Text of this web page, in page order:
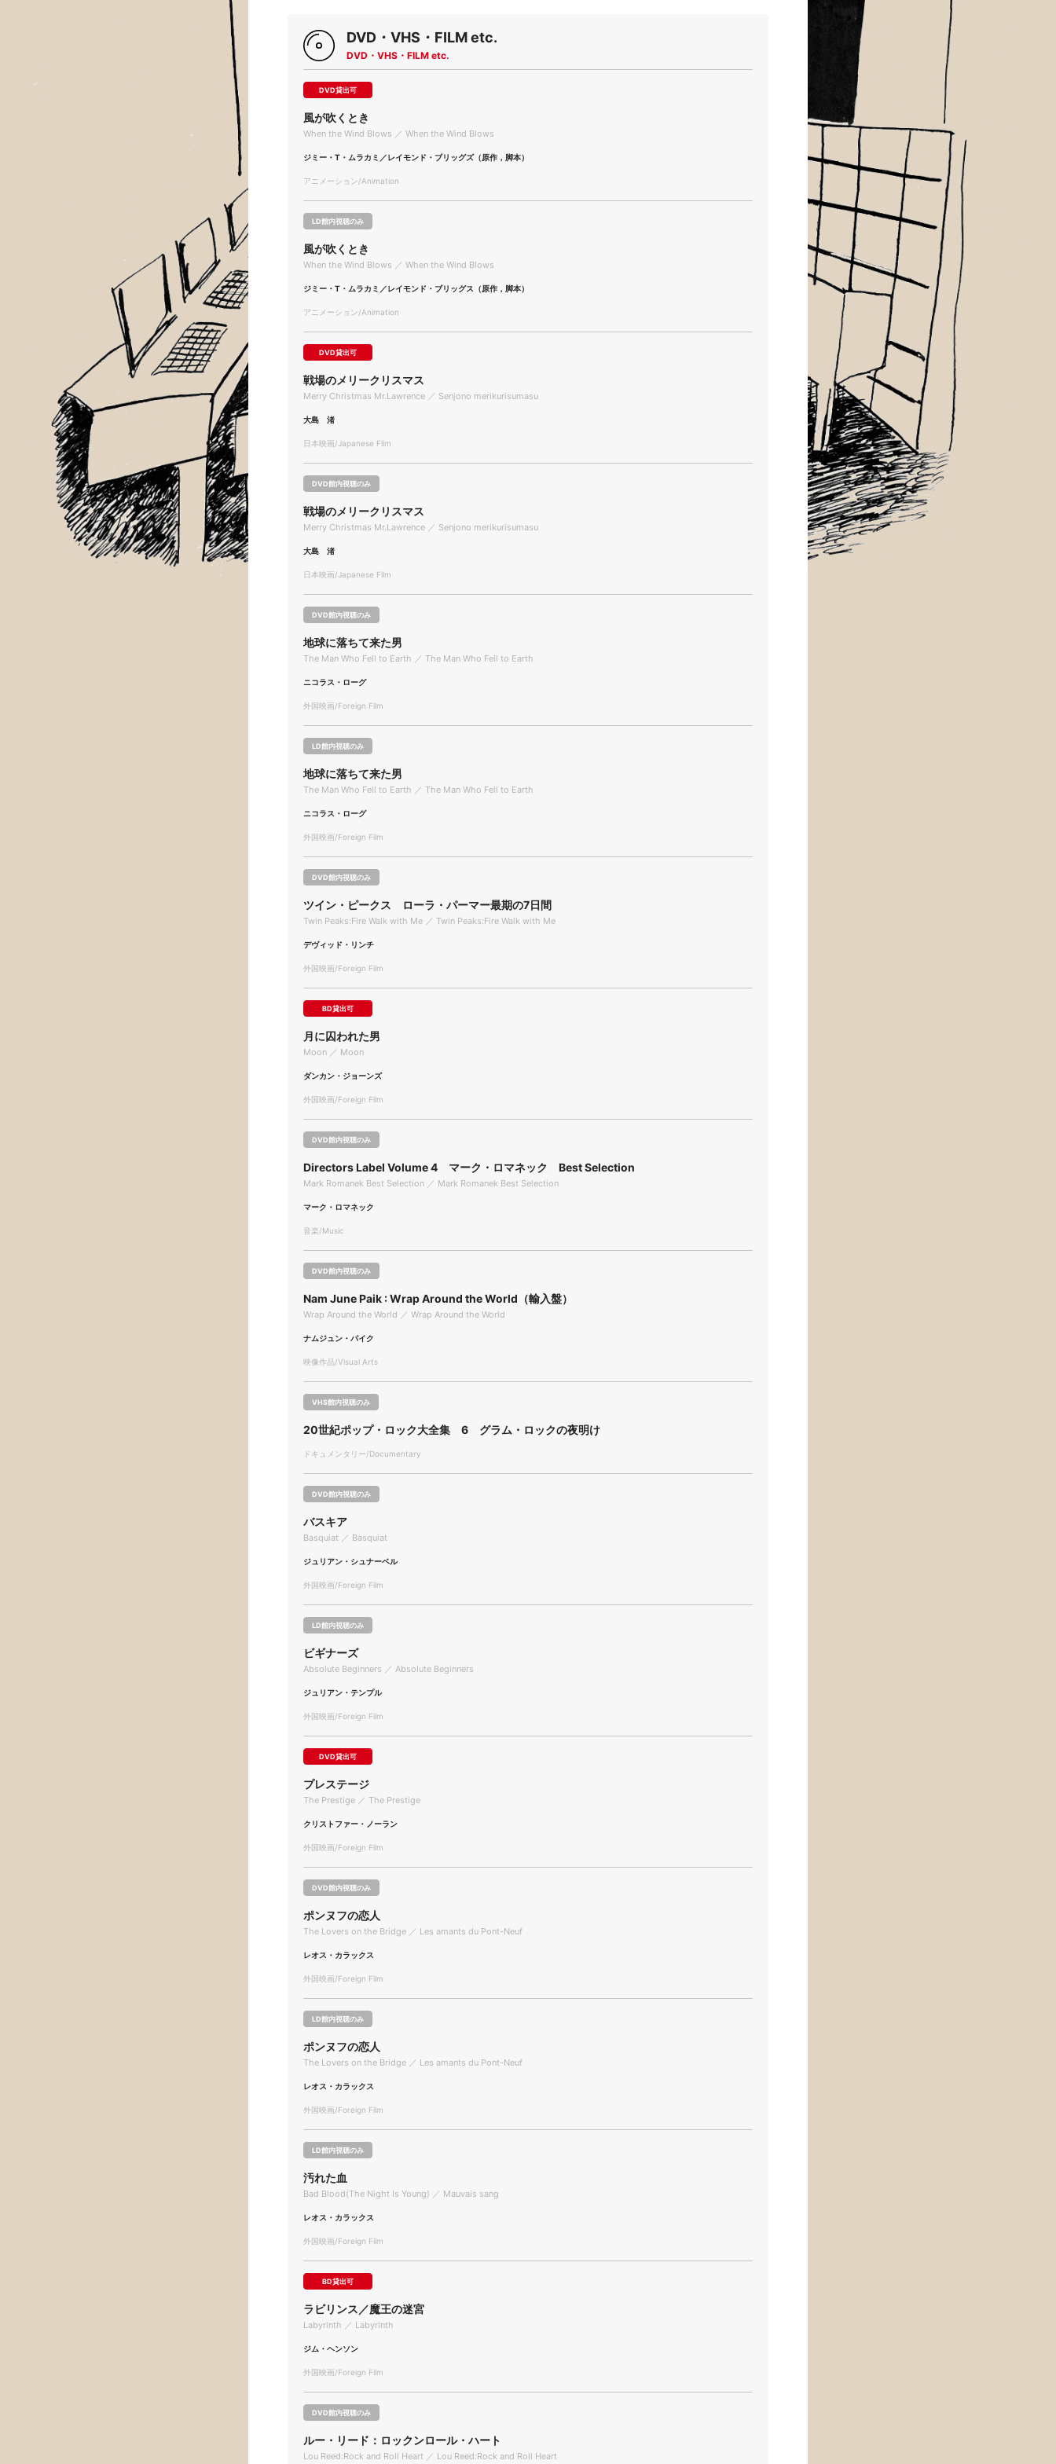
DVD・VHS・FILM etc.
DVD・VHS・FILM etc.
DVD貸出可
風が吹くとき
When the Wind Blows ／ When the Wind Blows
ジミー・T・ムラカミ／レイモンド・ブリッグズ（原作，脚本）
アニメーション/Animation
LD館内視聴のみ
風が吹くとき
When the Wind Blows ／ When the Wind Blows
ジミー・T・ムラカミ／レイモンド・ブリッグス（原作，脚本）
アニメーション/Animation
DVD貸出可
戦場のメリークリスマス
Merry Christmas Mr.Lawrence ／ Senjono merikurisumasu
大島 渚
日本映画/Japanese Film
DVD館内視聴のみ
戦場のメリークリスマス
Merry Christmas Mr.Lawrence ／ Senjono merikurisumasu
大島 渚
日本映画/Japanese Film
DVD館内視聴のみ
地球に落ちて来た男
The Man Who Fell to Earth ／ The Man Who Fell to Earth
ニコラス・ローグ
外国映画/Foreign Film
LD館内視聴のみ
地球に落ちて来た男
The Man Who Fell to Earth ／ The Man Who Fell to Earth
ニコラス・ローグ
外国映画/Foreign Film
DVD館内視聴のみ
ツイン・ピークス ローラ・パーマー最期の7日間
Twin Peaks:Fire Walk with Me ／ Twin Peaks:Fire Walk with Me
デヴィッド・リンチ
外国映画/Foreign Film
BD貸出可
月に囚われた男
Moon ／ Moon
ダンカン・ジョーンズ
外国映画/Foreign Film
DVD館内視聴のみ
Directors Label Volume 4 マーク・ロマネック Best Selection
Mark Romanek Best Selection ／ Mark Romanek Best Selection
マーク・ロマネック
音楽/Music
DVD館内視聴のみ
Nam June Paik : Wrap Around the World（輸入盤）
Wrap Around the World ／ Wrap Around the World
ナムジュン・パイク
映像作品/Visual Arts
VHS館内視聴のみ
20世紀ポップ・ロック大全集 6 グラム・ロックの夜明け
ドキュメンタリー/Documentary
DVD館内視聴のみ
バスキア
Basquiat ／ Basquiat
ジュリアン・シュナーベル
外国映画/Foreign Film
LD館内視聴のみ
ビギナーズ
Absolute Beginners ／ Absolute Beginners
ジュリアン・テンプル
外国映画/Foreign Film
DVD貸出可
プレステージ
The Prestige ／ The Prestige
クリストファー・ノーラン
外国映画/Foreign Film
DVD館内視聴のみ
ポンヌフの恋人
The Lovers on the Bridge ／ Les amants du Pont-Neuf
レオス・カラックス
外国映画/Foreign Film
LD館内視聴のみ
ポンヌフの恋人
The Lovers on the Bridge ／ Les amants du Pont-Neuf
レオス・カラックス
外国映画/Foreign Film
LD館内視聴のみ
汚れた血
Bad Blood(The Night Is Young) ／ Mauvais sang
レオス・カラックス
外国映画/Foreign Film
BD貸出可
ラビリンス／魔王の迷宮
Labyrinth ／ Labyrinth
ジム・ヘンソン
外国映画/Foreign Film
DVD館内視聴のみ
ルー・リード：ロックンロール・ハート
Lou Reed:Rock and Roll Heart ／ Lou Reed:Rock and Roll Heart